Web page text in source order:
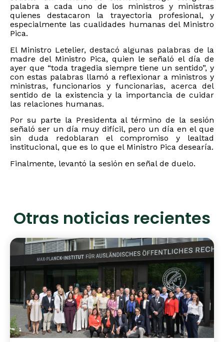
palabra a cada uno de los ministros y ministras
quienes destacaron la trayectoria profesional, y
especialmente las cualidades humanas del Ministro
Pica.
El Ministro Letelier, destacó algunas palabras de la
madre del Ministro Pica, quien le señaló el día de
ayer que “toda tragedia siempre tiene un sentido”, y
con estas palabras llamó a reflexionar a ministros y
ministras, funcionarios y funcionarias, acerca del
sentido de la existencia y la importancia de cuidar
las relaciones humanas.
Por su parte la Presidenta al término de la sesión
señaló ser un día muy difícil, pero un día en el que
sin duda redoblaran el compromiso y lealtad
institucional, que es lo que el Ministro Pica desearía.
Finalmente, levantó la sesión en señal de duelo.
Otras noticias recientes